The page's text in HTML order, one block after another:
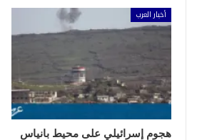
أخبار العرب
هجوم إسرائيلي على محيط بانياس